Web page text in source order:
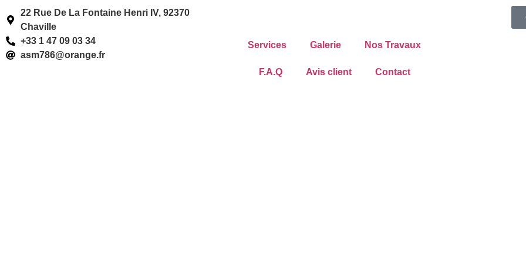
22 Rue De La Fontaine Henri IV, 92370
Chaville
+33 1 47 09 03 34
asm786@orange.fr
Services Galerie Nos Travaux
F.A.Q Avis client Contact